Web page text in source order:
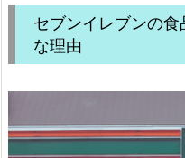
セブンイレブンの
な理由